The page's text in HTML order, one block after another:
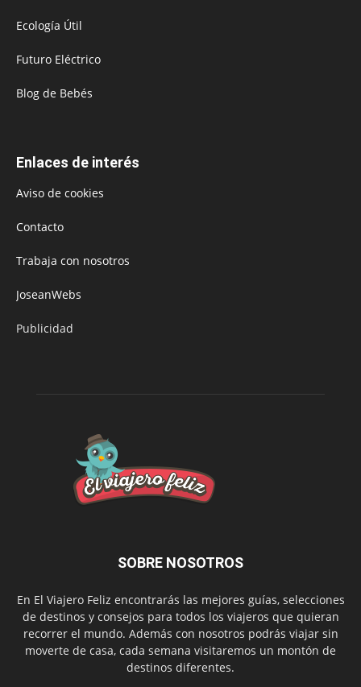
Ecología Útil
Futuro Eléctrico
Blog de Bebés
Enlaces de interés
Aviso de cookies
Contacto
Trabaja con nosotros
JoseanWebs
Publicidad
SOBRE NOSOTROS
En El Viajero Feliz encontrarás las mejores guías, selecciones
de destinos y consejos para todos los viajeros que quieran
recorrer el mundo. Además con nosotros podrás viajar sin
moverte de casa, cada semana visitaremos un montón de
destinos diferentes.